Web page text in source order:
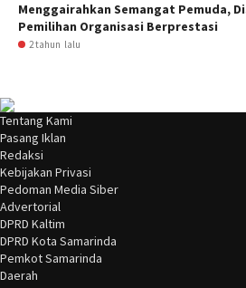
Menggairahkan Semangat Pemuda,
Pemilihan Organisasi Berprestasi
2 tahun lalu
Tentang Kami
Pasang Iklan
Redaksi
Kebijakan Privasi
Pedoman Media Siber
Advertorial
DPRD Kaltim
DPRD Kota Samarinda
Pemkot Samarinda
Daerah